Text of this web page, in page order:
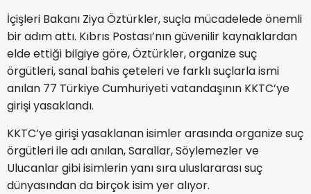
İçişleri Bakanı Ziya Öztürkler, suçla mücadelede önemli
bir adım attı. Kıbrıs Postası’nın güvenilir kaynaklardan
elde ettiği bilgiye göre, Öztürkler, organize suç
örgütleri, sanal bahis çeteleri ve farklı suçlarla ismi
anılan 77 Türkiye Cumhuriyeti vatandaşının KKTC’ye
girişi yasaklandı.
KKTC’ye girişi yasaklanan isimler arasında organize suç
örgütleri ile adı anılan, Sarallar, Söylemezler ve
Ulucanlar gibi isimlerin yanı sıra uluslararası suç
dünyasından da birçok isim yer alıyor.